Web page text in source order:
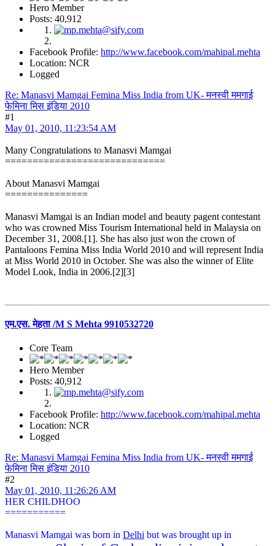
Hero Member
Posts: 40,912
Facebook Profile: http://www.facebook.com/mahipal.mehta
Location: NCR
Logged
Re: Manasvi Mamgai Femina Miss India from UK- मनस्वी ममगाई
फेमिना मिस इंडिया 2010
#1
May 01, 2010, 11:23:54 AM
Many Congratulations to Manasvi Mamgai
=============================
About Manasvi Mamgai
===============
Manasvi Mamgai is an Indian model and beauty pagent contestant
who was crowned Miss Tourism International held in Malaysia on
December 31, 2008.[1]. She has also just won the crown of
Pantaloons Femina Miss India World 2010 and will represent India
at Miss World 2010 in October. She was also the winner of Elite
Model Look, India in 2006.[2][3]
एम.एस. मेहता /M S Mehta 9910532720
Core Team
Hero Member
Posts: 40,912
Facebook Profile: http://www.facebook.com/mahipal.mehta
Location: NCR
Logged
Re: Manasvi Mamgai Femina Miss India from UK- मनस्वी ममगाई
फेमिना मिस इंडिया 2010
#2
May 01, 2010, 11:26:26 AM
HER CHILDHOO
===========
Manasvi Mamgai was born in Delhi but was brought up in